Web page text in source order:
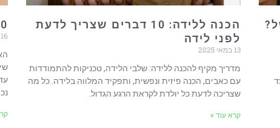
הכנה ללידה: 10 דברים שצריך לדעת
לפני לידה
13 במאי 2025
מדריך מקיף להכנה ללידה: שלבי הלידה, טכניקות להתמודדות
עם כאבים, הכנה פיזית ונפשית, ותפקיד המלווה בלידה. כל מה
שצריכה לדעת כל יולדת לקראת הרגע הגדול.
קרא עוד »
10 תרופות
16 באפריל 2025